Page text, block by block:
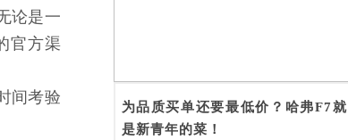
论是一
官方渠
间考验
为品质买单还要最低价？哈弗F7就
是新青年的菜！